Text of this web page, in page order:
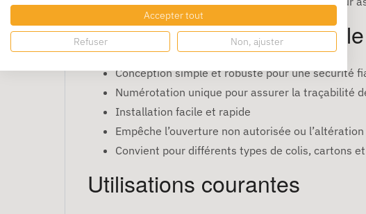
Avantages du Scellé
Conception simple et robuste pour une sécurité
Numérotation unique pour assurer la traçabilité
Installation facile et rapide
Empêche l’ouverture non autorisée ou
Convient pour différents types de colis, cartons
Utilisations courantes
Accepter tout
Refuser Non, ajuster